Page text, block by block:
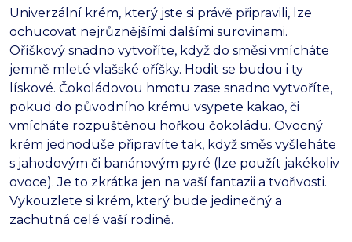
Univerzální krém, který jste si právě připravili, lze
ochucovat nejrůznějšími dalšími surovinami.
Oříškový snadno vytvoříte, když do směsi vmícháte
jemně mleté vlašské oříšky. Hodit se budou i ty
lískové. Čokoládovou hmotu zase snadno vytvoříte,
pokud do původního krému vsypete kakao, či
vmícháte rozpuštěnou hořkou čokoládu. Ovocný
krém jednoduše připravíte tak, když směs vyšleháte
s jahodovým či banánovým pyré (lze použít jakékoliv
ovoce). Je to zkrátka jen na vaší fantazii a tvořivosti.
Vykouzlete si krém, který bude jedinečný a
zachutná celé vaší rodině.